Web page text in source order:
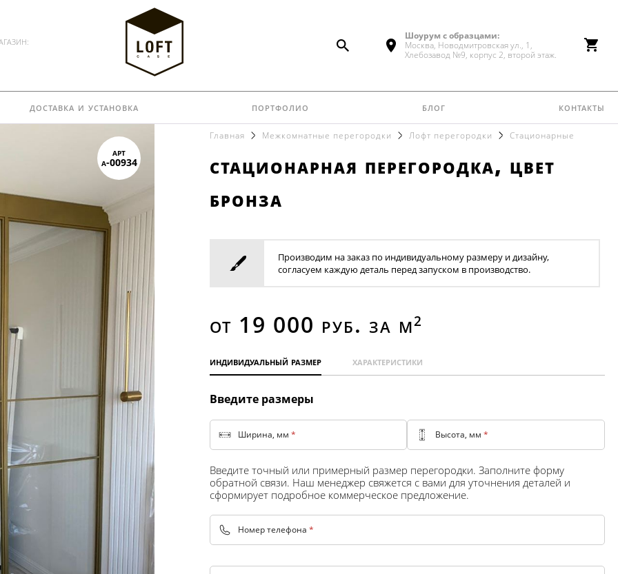
Шоурум с образцами:
Москва, Новодмитровская ул., 1,
Хлебозавод №9, корпус 2, второй этаж.
доставка и установка портфолио блог контакты
арт
а-00934
Главная Межкомнатные перегородки Лофт перегородки Cтационарные
стационарная перегородка, цвет
бронза
Производим на заказ по индивидуальному размеру и дизайну,
согласуем каждую деталь перед запуском в производство.
от 19 000 руб. за м2
индивидуальный размер характеристики
Введите размеры
Ширина, мм * Высота, мм*
Введите точный или примерный размер перегородки. Заполните форму
обратной связи. Наш менеджер свяжется с вами для уточнения деталей и
сформирует подробное коммерческое предложение.
Номер телефона *